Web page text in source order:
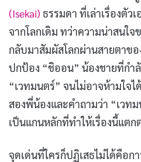
(Isekai) ธรรมดา ที่เล่าเรื่องตัว
จากโลกเดิม ทว่าความน่าสนใจ
กลับมาสัมผัสโลกผ่านสายตาข
ปกป้อง “ชิออน” น้องชายที่กำลั
“เวทมนตร์” จนไม่อาจห้ามใจ
สองพี่น้องและคำถามว่า “เวท
เป็นแกนหลักที่ทำให้เรื่องนี้แตก
จุดเด่นที่ใครก็ปฏิเสธไม่ได้คือก